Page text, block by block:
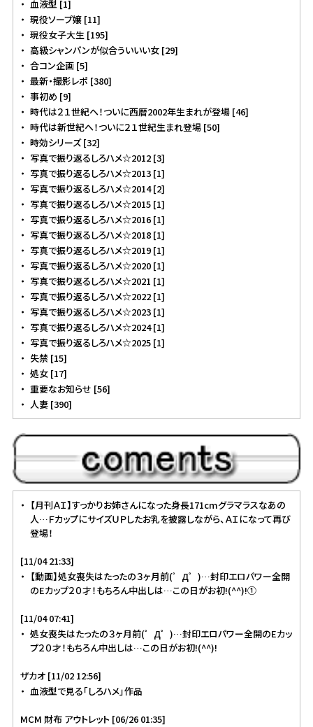
血液型 [1]
現役ソープ嬢 [11]
現役女子大生 [195]
高級シャンパンが似合ういいい女 [29]
合コン企画 [5]
最新・撮影レポ [380]
事初め [9]
時代は２１世紀へ！ついに西暦2002年生まれが登場 [46]
時代は新世紀へ！ついに２１世紀生まれ登場 [50]
時効シリーズ [32]
写真で振り返るしろハメ☆2012 [3]
写真で振り返るしろハメ☆2013 [1]
写真で振り返るしろハメ☆2014 [2]
写真で振り返るしろハメ☆2015 [1]
写真で振り返るしろハメ☆2016 [1]
写真で振り返るしろハメ☆2018 [1]
写真で振り返るしろハメ☆2019 [1]
写真で振り返るしろハメ☆2020 [1]
写真で振り返るしろハメ☆2021 [1]
写真で振り返るしろハメ☆2022 [1]
写真で振り返るしろハメ☆2023 [1]
写真で振り返るしろハメ☆2024 [1]
写真で振り返るしろハメ☆2025 [1]
失禁 [15]
処女 [17]
重要なお知らせ [56]
人妻 [390]
【月刊ＡＩ】すっかりお姉さんになった身長171cmグラマラスなあの
人…ＦカップにサイズＵＰしたお乳を披露しながら、ＡＩになって再び
登場！
[11/04 21:33]
【動画】処女喪失はたったの３ヶ月前(゜Д゜)…封印エロパワー全開
のEカップ２０才！もちろん中出しは…この日がお初!(^^)!①
[11/04 07:41]
処女喪失はたったの３ヶ月前(゜Д゜)…封印エロパワー全開のEカッ
プ２０才！もちろん中出しは…この日がお初!(^^)!
ザカオ [11/02 12:56]
血液型で見る「しろハメ」作品
MCM 財布 アウトレット [06/26 01:35]